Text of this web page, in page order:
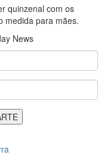
quinzenal com os
medida para mães.